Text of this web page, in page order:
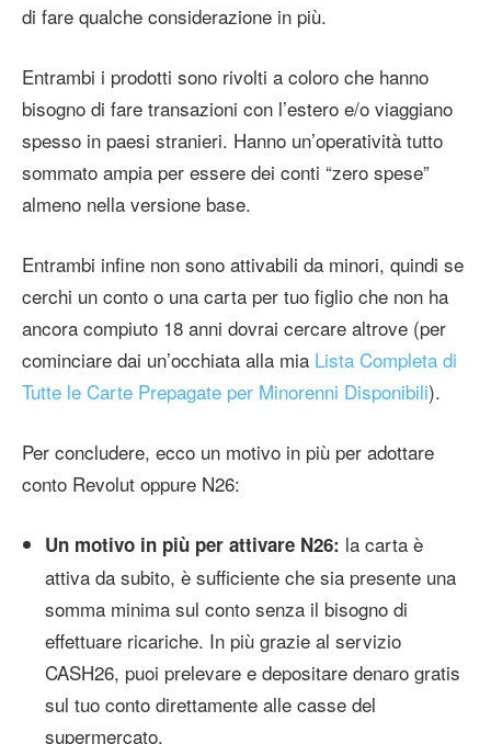
di fare qualche considerazione in più.
Entrambi i prodotti sono rivolti a coloro che hanno
bisogno di fare transazioni con l’estero e/o viaggiano
spesso in paesi stranieri. Hanno un’operatività tutto
sommato ampia per essere dei conti “zero spese”
almeno nella versione base.
Entrambi infine non sono attivabili da minori, quindi se
cerchi un conto o una carta per tuo figlio che non ha
ancora compiuto 18 anni dovrai cercare altrove (per
cominciare dai un’occhiata alla mia Lista Completa di
Tutte le Carte Prepagate per Minorenni Disponibili).
Per concludere, ecco un motivo in più per adottare
conto Revolut oppure N26:
Un motivo in più per attivare N26: la carta è
attiva da subito, è sufficiente che sia presente una
somma minima sul conto senza il bisogno di
effettuare ricariche. In più grazie al servizio
CASH26, puoi prelevare e depositare denaro gratis
sul tuo conto direttamente alle casse del
supermercato.